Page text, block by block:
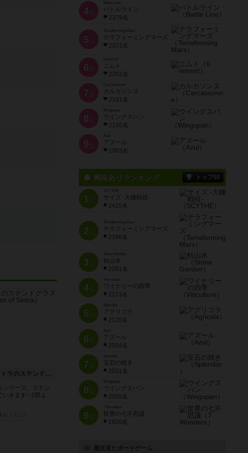
アズール：シントラのステンドグラス
シリーズ。ステン
いきます✨1部よ
4位
Battle Line
バトルライン
2379名
5 位
Terraforming Mars
テラフォーミングマーズ
2372名
6 位
ニムト
2202名
7 位
Carcassonne
カルカソンヌ
2191名
8 位
Wingspan
ウイングスパン
2150名
9 位
Azul
アズール
1903名
興味ありランキング トップ50
1位
SCYTHE
サイズ -大鎌戦役-
2415名
2位
Terraforming Mars
テラフォーミングマーズ
2396名
3位
Stone Garden
枯山水
2281名
4位
Viticulture
ワイナリーの四季
2273名
5位
Agricola
アグリコラ
2120名
6位
Azul
アズール
2034名
7位
宝石の煌き
2031名
8位
Wingspan
ウイングスパン
2006名
9位
7 Wonders
世界の七不思議
1920名
最近見たボードゲーム